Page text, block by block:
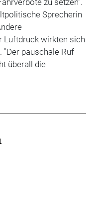
Sprecherin
Luftdruck wirkten sich
"Der pauschale Ruf
überall die